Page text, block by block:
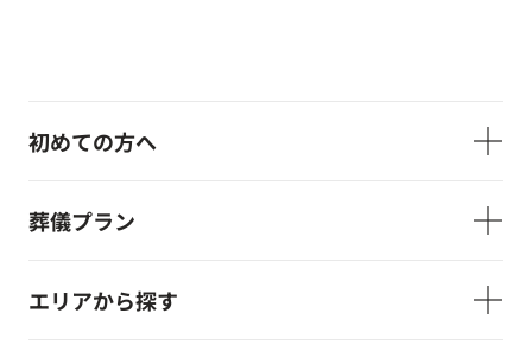
初めての方へ
葬儀プラン
エリアから探す